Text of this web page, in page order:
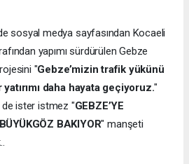
sosyal medya sayfasından Kocaeli
yapımı sürdürülen Gebze
"Gebze’mizin trafik yükünü
daha hayata geçiyoruz."
de ister istmez "GEBZE’YE
BAKIYOR" manşeti